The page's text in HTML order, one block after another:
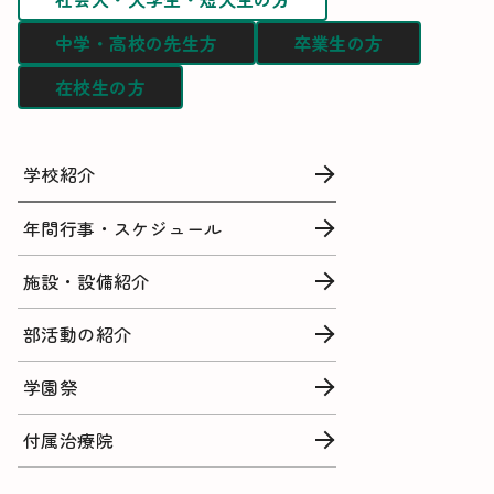
中学・高校の先生方
卒業生の方
在校生の方
学校紹介
年間行事・スケジュール
施設・設備紹介
部活動の紹介
学園祭
付属治療院